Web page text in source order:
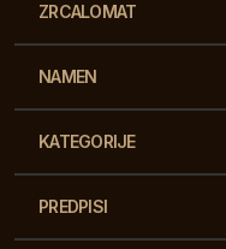
ZRCALOMAT
NAMEN
KATEGORIJE
PREDPISI